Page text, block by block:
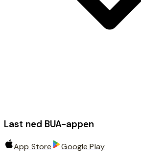
Last ned BUA-appen
App Store Google Play